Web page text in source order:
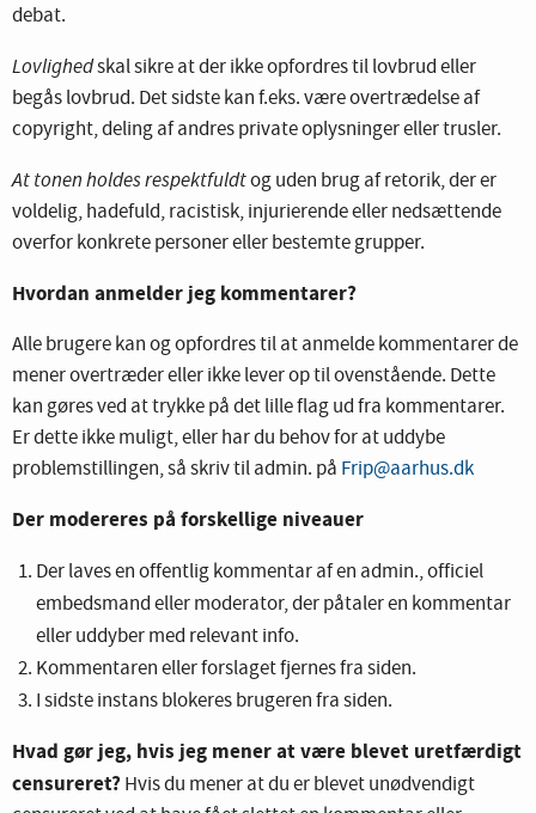
debat.
Lovlighedskal sikre at der ikke opfordres til lovbrud eller
begås lovbrud. Det sidste kan f.eks. være overtrædelse af
copyright, deling af andres private oplysninger eller trusler.
At tonen holdes respektfuldtog uden brug af retorik, der er
voldelig, hadefuld, racistisk, injurierende eller nedsættende
overfor konkrete personer eller bestemte grupper.
Hvordan anmelder jeg kommentarer?
Alle brugere kan og opfordres til at anmelde kommentarer de
mener overtræder eller ikke lever op til ovenstående. Dette
kan gøres ved at trykke på det lille flag ud fra kommentarer.
Er dette ikke muligt, eller har du behov for at uddybe
problemstillingen, så skriv til admin. på Frip@aarhus.dk
Der modereres på forskellige niveauer
Der laves en offentlig kommentar af en admin., officiel
embedsmand eller moderator, der påtaler en kommentar
eller uddyber med relevant info.
Kommentaren eller forslaget fjernes fra siden.
I sidste instans blokeres brugeren fra siden.
Hvad gør jeg, hvis jeg mener at være blevet uretfærdigt
censureret? Hvis du mener at du er blevet unødvendigt